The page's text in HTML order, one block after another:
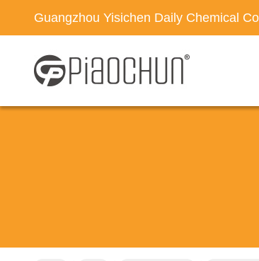
Guangzhou Yisichen Daily Chemical